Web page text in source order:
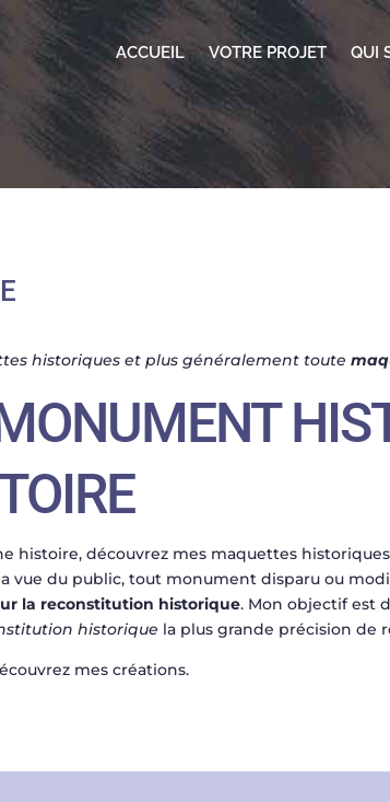
ACCUEIL VOTRE PROJET QUI
historiques et plus généralement toute
histoire, découvrez mes maquettes
vue du public, tout monument disparu ou
la reconstitution historique. Mon objectif est
historique la plus grande précision de
mes créations.